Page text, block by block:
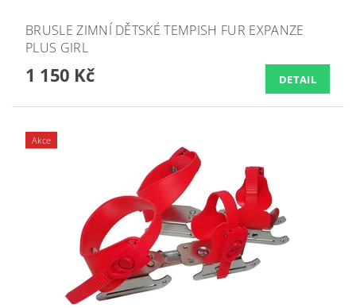
BRUSLE ZIMNÍ DĚTSKÉ TEMPISH FUR EXPANZE
PLUS GIRL
1 150 Kč DETAIL
Akce